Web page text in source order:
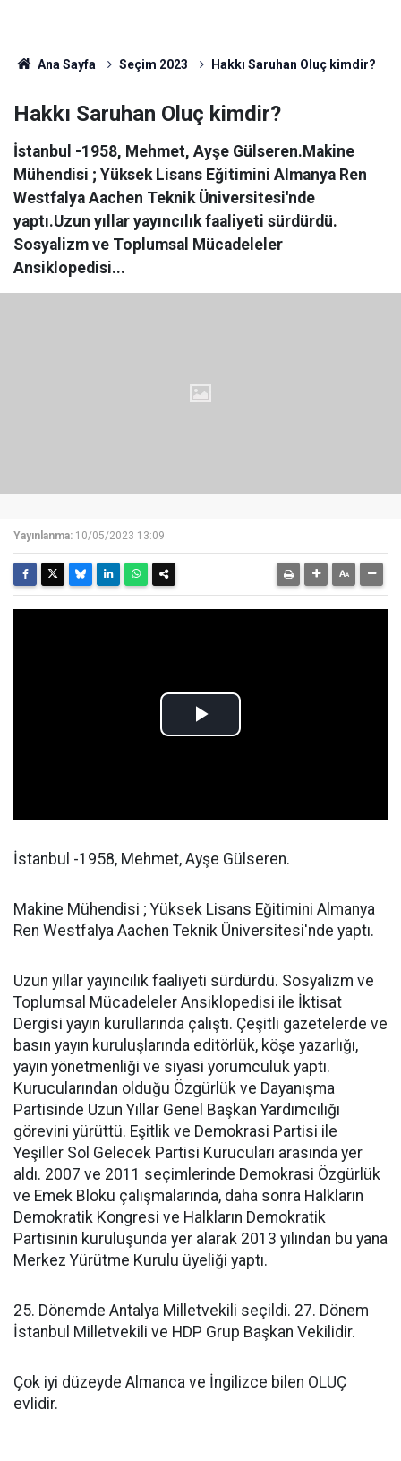
Ana Sayfa Seçim 2023 Hakkı Saruhan Oluç kimdir?
Hakkı Saruhan Oluç kimdir?
İstanbul -1958, Mehmet, Ayşe Gülseren.Makine
Mühendisi ; Yüksek Lisans Eğitimini Almanya Ren
Westfalya Aachen Teknik Üniversitesi'nde
yaptı.Uzun yıllar yayıncılık faaliyeti sürdürdü.
Sosyalizm ve Toplumsal Mücadeleler
Ansiklopedisi...
Yayınlanma: 10/05/2023 13:09
İstanbul -1958, Mehmet, Ayşe Gülseren.
Makine Mühendisi ; Yüksek Lisans Eğitimini Almanya
Ren Westfalya Aachen Teknik Üniversitesi'nde yaptı.
Uzun yıllar yayıncılık faaliyeti sürdürdü. Sosyalizm ve
Toplumsal Mücadeleler Ansiklopedisi ile İktisat
Dergisi yayın kurullarında çalıştı. Çeşitli gazetelerde ve
basın yayın kuruluşlarında editörlük, köşe yazarlığı,
yayın yönetmenliği ve siyasi yorumculuk yaptı.
Kurucularından olduğu Özgürlük ve Dayanışma
Partisinde Uzun Yıllar Genel Başkan Yardımcılığı
görevini yürüttü. Eşitlik ve Demokrasi Partisi ile
Yeşiller Sol Gelecek Partisi Kurucuları arasında yer
aldı. 2007 ve 2011 seçimlerinde Demokrasi Özgürlük
ve Emek Bloku çalışmalarında, daha sonra Halkların
Demokratik Kongresi ve Halkların Demokratik
Partisinin kuruluşunda yer alarak 2013 yılından bu yana
Merkez Yürütme Kurulu üyeliği yaptı.
25. Dönemde Antalya Milletvekili seçildi. 27. Dönem
İstanbul Milletvekili ve HDP Grup Başkan Vekilidir.
Çok iyi düzeyde Almanca ve İngilizce bilen OLUÇ
evlidir.